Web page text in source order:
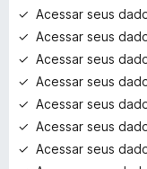
Acessar seus
Acessar seus
Acessar seus
Acessar seus
Acessar seus
Acessar seus
Acessar seus